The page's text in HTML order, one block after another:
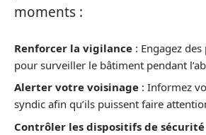
moments :
Renforcer la vigilance : Engagez
pour surveiller le bâtiment pendant
Alerter votre voisinage : Informez
syndic afin qu’ils puissent faire
Contrôler les dispositifs de sécurité